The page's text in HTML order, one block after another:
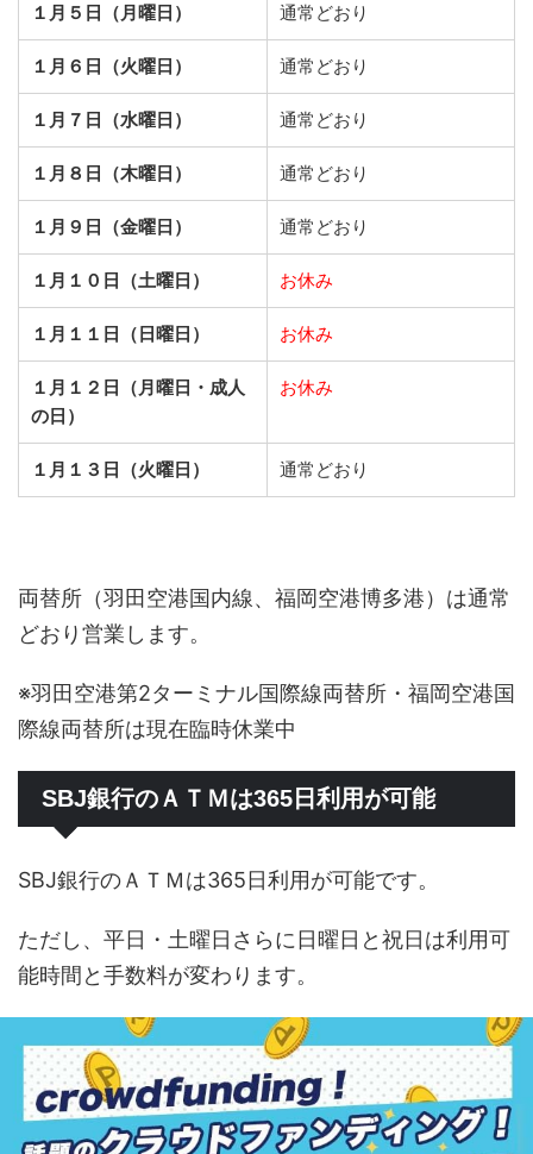
１月５日（月曜日） 通常どおり
１月６日（火曜日） 通常どおり
１月７日（水曜日） 通常どおり
１月８日（木曜日） 通常どおり
１月９日（金曜日） 通常どおり
１月１０日（土曜日） お休み
１月１１日（日曜日） お休み
１月１２日（月曜日・成人
の日）
お休み
１月１３日（火曜日） 通常どおり
両替所（羽田空港国内線、福岡空港博多港）は通常
どおり営業します。
※羽田空港第2ターミナル国際線両替所・福岡空港国
際線両替所は現在臨時休業中
SBJ銀行のＡＴＭは365日利用が可能
SBJ銀行のＡＴＭは365日利用が可能です。
ただし、平日・土曜日さらに日曜日と祝日は利用可
能時間と手数料が変わります。